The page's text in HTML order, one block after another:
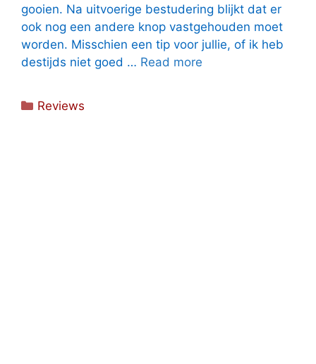
gooien. Na uitvoerige bestudering blijkt dat er
ook nog een andere knop vastgehouden moet
worden. Misschien een tip voor jullie, of ik heb
destijds niet goed … Read more
Categorieën
Reviews